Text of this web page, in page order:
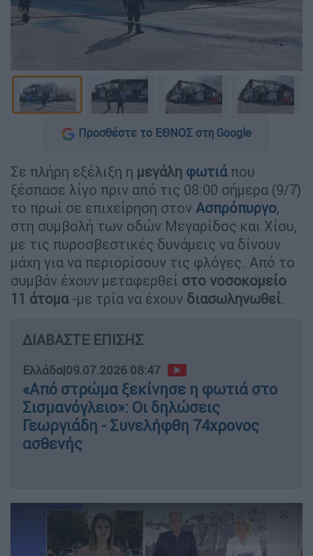
Προσθέστε το ΕΘΝΟΣ στη Google
Σε πλήρη εξέλιξη η μεγάλη φωτιά που
ξέσπασε λίγο πριν από τις 08:00 σήμερα (9/7)
το πρωί σε επιχείρηση στον Ασπρόπυργο,
στη συμβολή των οδών Μεγαρίδος και Χίου,
με τις πυροσβεστικές δυνάμεις να δίνουν
μάχη για να περιορίσουν τις φλόγες. Από το
συμβάν έχουν μεταφερθεί στο νοσοκομείο
11 άτομα -με τρία να έχουν διασωληνωθεί.
ΔΙΑΒΑΣΤΕ ΕΠΙΣΗΣ
Ελλάδα|09.07.2026 08:47
«Από στρώμα ξεκίνησε η φωτιά στο
Σισμανόγλειο»: Οι δηλώσεις
Γεωργιάδη - Συνελήφθη 74χρονος
ασθενής